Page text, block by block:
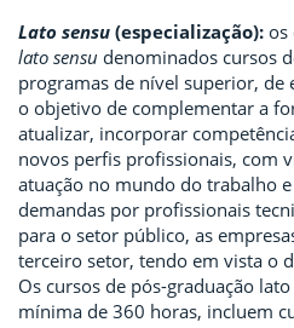
Lato sensu (especialização): os
lato sensu denominados cursos
programas de nível superior, de
o objetivo de complementar a
atualizar, incorporar
novos perfis profissionais, com
atuação no mundo do trabalho
demandas por profissionais
para o setor público, as
terceiro setor, tendo em vista o
Os cursos de pós-graduação
mínima de 360 horas, incluem